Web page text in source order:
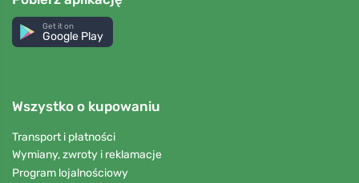
Get it on
Google Play
Wszystko o kupowaniu
Transport i płatności
Wymiany, zwroty i reklamacje
Program lojalnościowy